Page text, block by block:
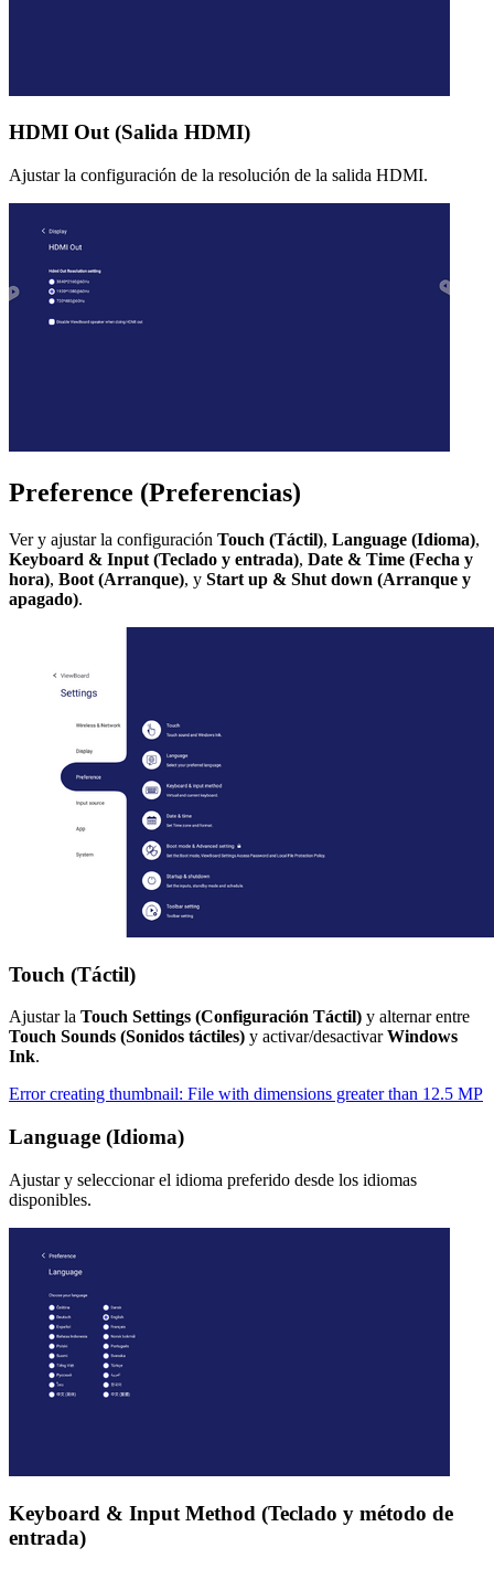
HDMI Out (Salida HDMI)
Ajustar la configuración de la resolución de la salida HDMI.
Preference (Preferencias)
Ver y ajustar la configuración Touch (Táctil), Language (Idioma),
Keyboard & Input (Teclado y entrada), Date & Time (Fecha y
hora), Boot (Arranque), y Start up & Shut down (Arranque y
apagado).
Touch (Táctil)
Ajustar la Touch Settings (Configuración Táctil) y alternar entre
Touch Sounds (Sonidos táctiles) y activar/desactivarWindows
Ink.
Error creating thumbnail: File with dimensions greater than 12.5 MP
Language (Idioma)
Ajustar y seleccionar el idioma preferido desde los idiomas
disponibles.
Keyboard & Input Method (Teclado y método de
entrada)